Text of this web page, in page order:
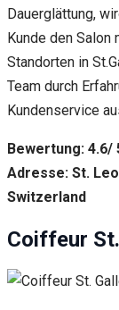
Dauerglättung,
Kunde den
Standorten in
Team durch
Kundenservice
Bewertung: 4.6/
Adresse: St.
Switzerland
Coiffeur